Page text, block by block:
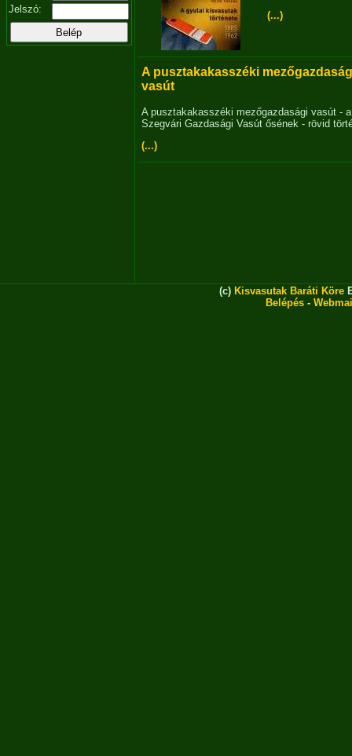
Jelszó:
(...)
A pusztakakasszéki
vasút
A pusztakakasszéki mezőgazdasági vasút - a
Szegvári Gazdasági Vasút ősének - rövid
(...)
(c) Kisvasutak Baráti Köre
Belépés -